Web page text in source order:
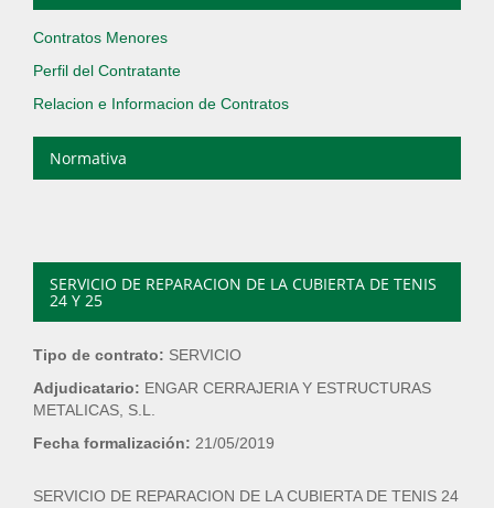
Contratos Menores
Perfil del Contratante
Relacion e Informacion de Contratos
Normativa
SERVICIO DE REPARACION DE LA CUBIERTA DE TENIS
24 Y 25
Tipo de contrato: SERVICIO
Adjudicatario: ENGAR CERRAJERIA Y ESTRUCTURAS
METALICAS, S.L.
Fecha formalización: 21/05/2019
SERVICIO DE REPARACION DE LA CUBIERTA DE TENIS 24